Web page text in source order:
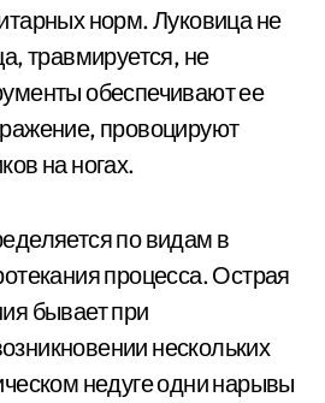
норм. Луковица не
травмируется, не
обеспечивают ее
провоцируют
на ногах.
по видам в
процесса. Острая
бывает при
нескольких
недуге одни нарывы